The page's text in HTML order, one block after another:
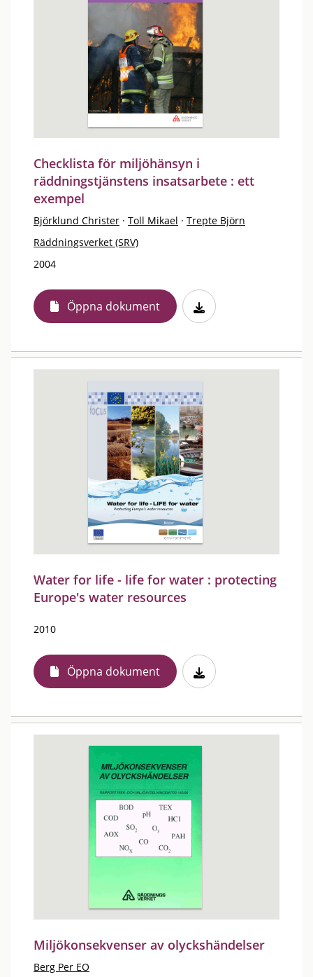
Checklista för miljöhänsyn i
räddningstjänstens insatsarbete : ett
exempel
Björklund Christer · Toll Mikael · Trepte Björn
Räddningsverket (SRV)
2004
Öppna dokument
Water for life - life for water : protecting
Europe's water resources
2010
Öppna dokument
Miljökonsekvenser av olyckshändelser
Berg Per EO